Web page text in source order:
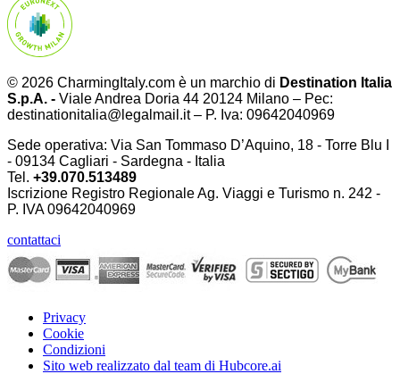
© 2026 CharmingItaly.com è un marchio di Destination Italia
S.p.A. - Viale Andrea Doria 44 20124 Milano – Pec:
destinationitalia@legalmail.it – P. Iva: 09642040969
Sede operativa: Via San Tommaso D’Aquino, 18 - Torre Blu I
- 09134 Cagliari - Sardegna - Italia
Tel. +39.070.513489
Iscrizione Registro Regionale Ag. Viaggi e Turismo n. 242 -
P. IVA09642040969
contattaci
Privacy
Cookie
Condizioni
Sito web realizzato dal team di Hubcore.ai